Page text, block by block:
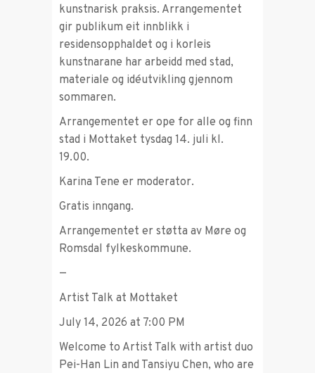
kunstnarisk praksis. Arrangementet
gir publikum eit innblikk i
residensopphaldet og i korleis
kunstnarane har arbeidd med stad,
materiale og idéutvikling gjennom
sommaren.
Arrangementet er ope for alle og finn
stad i Mottaket tysdag 14. juli kl.
19.00.
Karina Tene er moderator.
Gratis inngang.
Arrangementet er støtta av Møre og
Romsdal fylkeskommune.
—
Artist Talk at Mottaket
July 14, 2026 at 7:00 PM
Welcome to Artist Talk with artist duo
Pei-Han Lin and Tansiyu Chen, who are